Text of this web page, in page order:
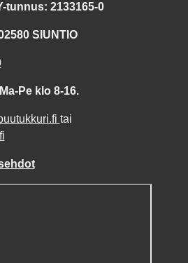
tunnus: 2133165-0
SIUNTIO
Ma-Pe klo 8-16.
tai